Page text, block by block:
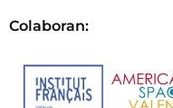
Colaboran: